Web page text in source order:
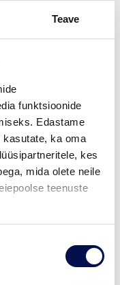
Teave
funktsioonide
Edastame
ka oma
kes
mida olete neile
teenuste
S7000-NNCS S9000-N